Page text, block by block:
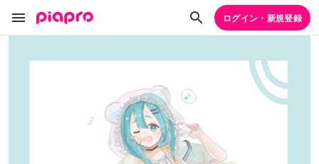
ログイン・新規登録